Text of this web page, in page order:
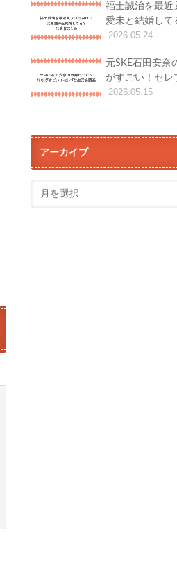
福士誠治を最近
愛未と結婚して
2026.05.24
元SKE石田安奈
がすごい！セレ
2026.05.15
アーカイブ